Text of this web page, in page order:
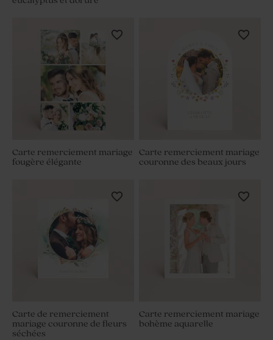
Carte remerciement mariage
fougère élégante
Carte remerciement mariage
couronne des beaux jours
Carte de remerciement
mariage couronne de fleurs
séchées
Carte remerciement mariage
bohème aquarelle